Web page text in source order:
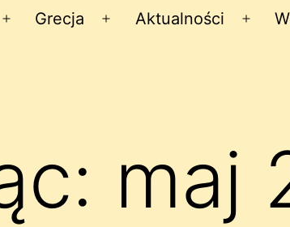
menu
menu
Rozwiń
Grecja
Rozwiń
Aktualności
maj